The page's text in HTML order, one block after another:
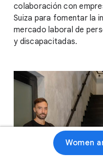
colaboración con
Suiza para fomentar la
mercado laboral de
y discapacitadas.
Women